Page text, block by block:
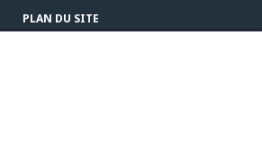
PLAN DU SITE